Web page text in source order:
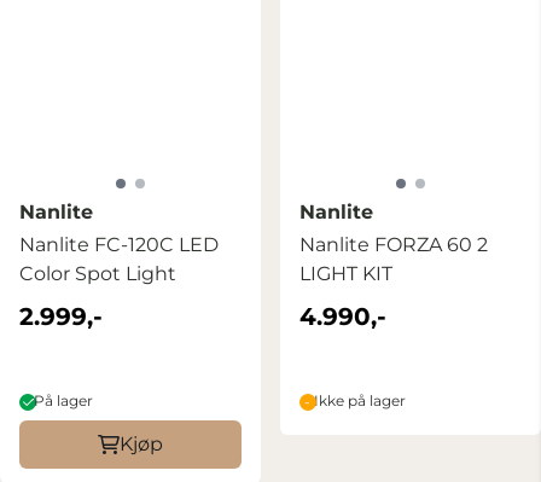
Nanlite
Nanlite FC-120C LED
Color Spot Light
2.999,-
På lager
Kjøp
Nanlite
Nanlite FORZA 60 2
LIGHT KIT
4.990,-
Ikke på lager